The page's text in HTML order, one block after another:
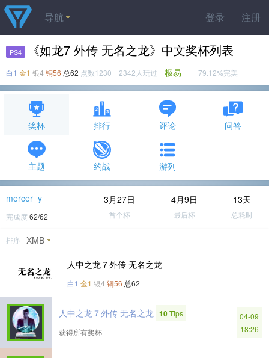
登录 注册
导航
PS4 《如龙7 外传 无名之龙》中文奖杯列表
白1 金1 银4 铜56 总62 点数1230 2342人玩过 极易 79.12%完美
奖杯 排行 评论 问答
主题 约战 游列
mercer_y
完成度 62/62
3月27日
首个杯
4月9日
最后杯
13天
总耗时
排序 XMB
人中之龙７外传 无名之龙
白1 金1 银4 铜56 总62
人中之龙７外传 无名之龙 10Tips
获得所有奖杯
04-09
18:26